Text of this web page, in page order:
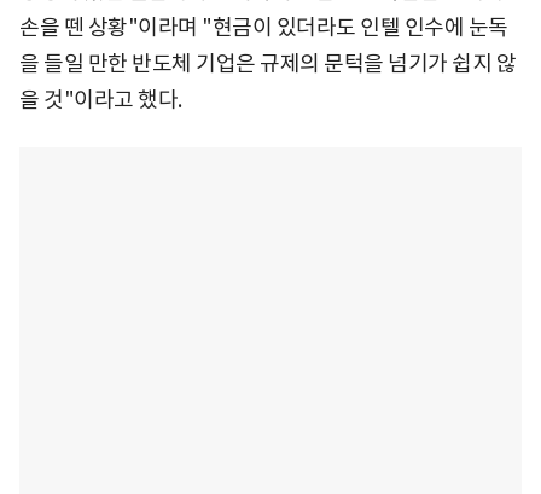
손을 뗀 상황"이라며 "현금이 있더라도 인텔 인수에 눈독
을 들일 만한 반도체 기업은 규제의 문턱을 넘기가 쉽지 않
을 것"이라고 했다.